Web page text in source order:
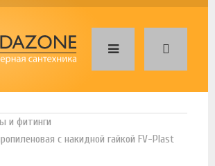
и фитинги
с накидной гайкой FV-Plast